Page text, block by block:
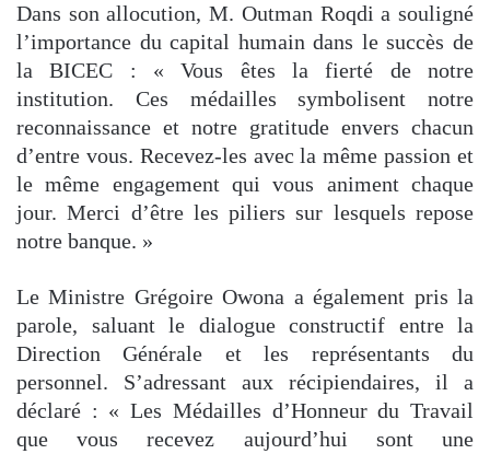
Dans son allocution, M. Outman Roqdi a souligné
l’importance du capital humain dans le succès de
la BICEC : « Vous êtes la fierté de notre
institution. Ces médailles symbolisent notre
reconnaissance et notre gratitude envers chacun
d’entre vous. Recevez-les avec la même passion et
le même engagement qui vous animent chaque
jour. Merci d’être les piliers sur lesquels repose
notre banque. »
Le Ministre Grégoire Owona a également pris la
parole, saluant le dialogue constructif entre la
Direction Générale et les représentants du
personnel. S’adressant aux récipiendaires, il a
déclaré : « Les Médailles d’Honneur du Travail
que vous recevez aujourd’hui sont une